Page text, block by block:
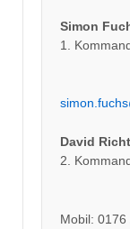
Simon
1.
David
2.
Mobil: 0176